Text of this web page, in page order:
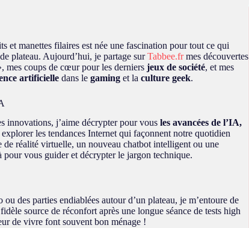
et manettes filaires est née une fascination pour tout ce qui
plateau. Aujourd’hui, je partage surTabbee.frmes découvertes
mes coups de cœur pour les derniers jeux de société, et mes
artificielle dans le gaming et la culture geek.
innovations, j’aime décrypter pour vous les avancées de l’IA,
explorer les tendances Internet qui façonnent notre quotidien
de réalité virtuelle, un nouveau chatbot intelligent ou une
pour vous guider et décrypter le jargon technique.
des parties endiablées autour d’un plateau, je m’entoure de
source de réconfort après une longue séance de tests high
de vivre font souvent bon ménage !